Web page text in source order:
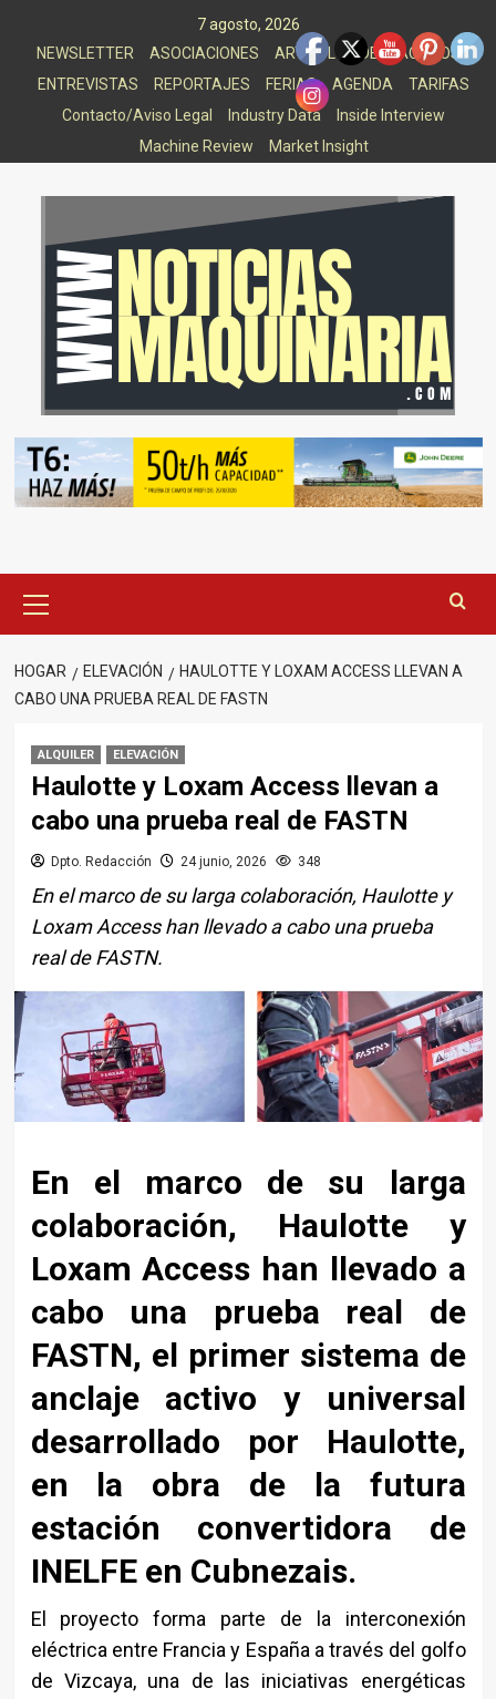
7 agosto, 2026
NEWSLETTER
ASOCIACIONES
ARTICULOS DESTACADOS
ENTREVISTAS
REPORTAJES FERIAS AGENDA
TARIFAS
Contacto/Aviso Legal
Industry Data
Inside Interview
Machine Review
Market Insight
principal
HOGAR ELEVACIÓN
HAULOTTE Y LOXAM ACCESS LLEVAN A
CABO UNA PRUEBA REAL DE FASTN
ALQUILER ELEVACIÓN
Haulotte y Loxam Access llevan a
cabo una prueba real de FASTN
Dpto. Redacción 24 junio, 2026 348
En el marco de su larga colaboración, Haulotte y
Loxam Access han llevado a cabo una prueba
real de FASTN.
En el marco de su larga
colaboración, Haulottey
Loxam Access han llevado a
cabo una prueba real de
FASTN, el primer sistema de
anclaje activo y universal
desarrollado por Haulotte,
en la obra de la futura
estación convertidora de
INELFE en Cubnezais.
El proyecto forma parte de la interconexión
eléctrica entre Francia y España a través del golfo
de Vizcaya, una de las iniciativas energéticas